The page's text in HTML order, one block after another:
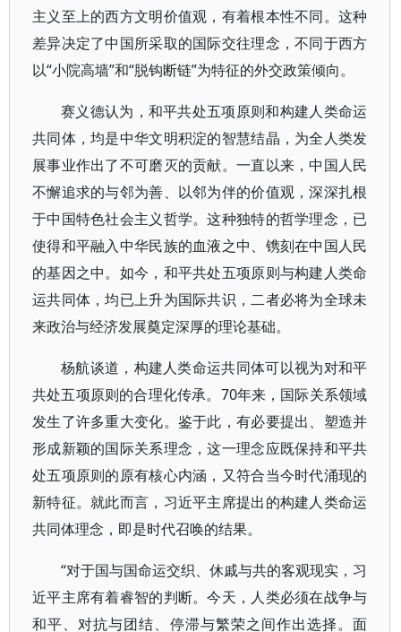
主义至上的西方文明价值观，有着根本性不同。这种
差异决定了中国所采取的国际交往理念，不同于西方
以“小院高墙”和“脱钩断链”为特征的外交政策倾向。
赛义德认为，和平共处五项原则和构建人类命运
共同体，均是中华文明积淀的智慧结晶，为全人类发
展事业作出了不可磨灭的贡献。一直以来，中国人民
不懈追求的与邻为善、以邻为伴的价值观，深深扎根
于中国特色社会主义哲学。这种独特的哲学理念，已
使得和平融入中华民族的血液之中、镌刻在中国人民
的基因之中。如今，和平共处五项原则与构建人类命
运共同体，均已上升为国际共识，二者必将为全球未
来政治与经济发展奠定深厚的理论基础。
杨航谈道，构建人类命运共同体可以视为对和平
共处五项原则的合理化传承。70年来，国际关系领域
发生了许多重大变化。鉴于此，有必要提出、塑造并
形成新颖的国际关系理念，这一理念应既保持和平共
处五项原则的原有核心内涵，又符合当今时代涌现的
新特征。就此而言，习近平主席提出的构建人类命运
共同体理念，即是时代召唤的结果。
“对于国与国命运交织、休戚与共的客观现实，习
近平主席有着睿智的判断。今天，人类必须在战争与
和平、对抗与团结、停滞与繁荣之间作出选择。面